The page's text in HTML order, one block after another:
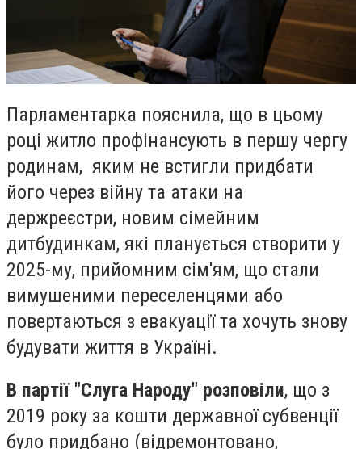
Парламентарка пояснила, що в цьому
році житло профінансують в першу чергу
родинам, яким не встигли придбати
його через війну та атаки на
держреєстри, новим сімейним
дитбудинкам, які планується створити у
2025-му, прийомним сім'ям, що стали
вимушеними переселенцями або
повертаються з евакуації та хочуть знову
будувати життя в Україні.
В партії "Слуга Народу" розповіли, що з
2019 року за кошти державної субвенції
було придбано (відремонтовано,